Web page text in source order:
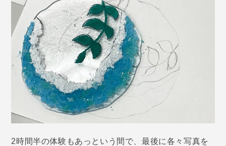
2時間半の体験もあっという間で、最後に各々写真を